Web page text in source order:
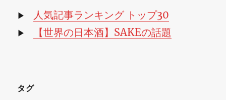
ブ
▶ 人気記事ランキング トップ30
▶ 【世界の日本酒】SAKEの話題
タグ